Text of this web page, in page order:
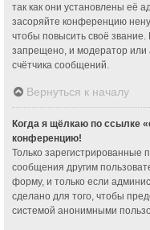
так как они установлены её
засоряйте конференцию
чтобы повысить своё
запрещено, и модератор или
счётчика сообщений.
Вернуться к началу
Когда я щёлкаю по ссылке
конференцию!
Только зарегистрированные
сообщения другим
форму, и только если
сделано для того, чтобы
системой анонимными